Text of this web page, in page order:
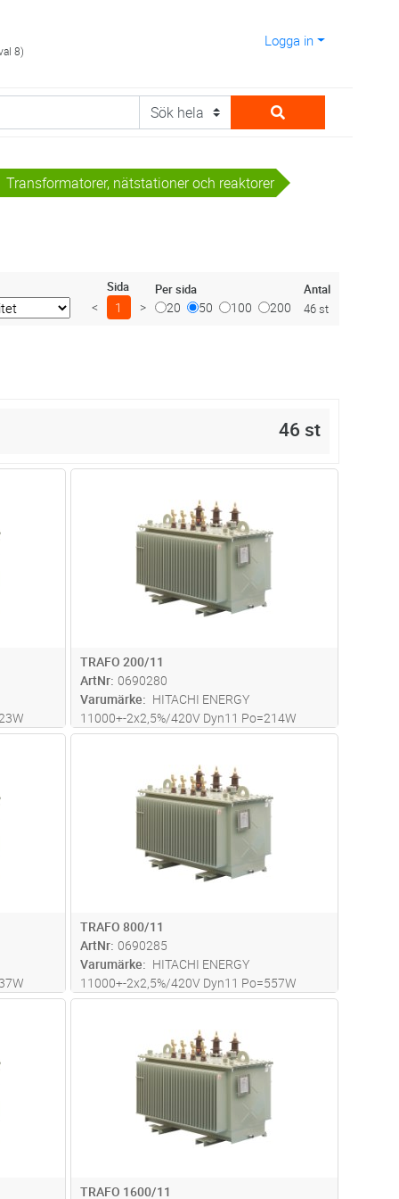
8)
Logga in
Transformatorer, nätstationer och reaktorer
Sida
< 1 >
Per sida
20 50 100 200
Antal
46 st
46 st
TRAFO 200/11
ArtNr 0690280
Varumärke
HITACHI ENERGY
11000+-2x2,5%/420V Dyn11 Po=214W
Pk=1920W Uk=4%
TRAFO 800/11
ArtNr 0690285
Varumärke
HITACHI ENERGY
11000+-2x2,5%/420V Dyn11 Po=557W
Pk=5714W Uk=6%
TRAFO 1600/11